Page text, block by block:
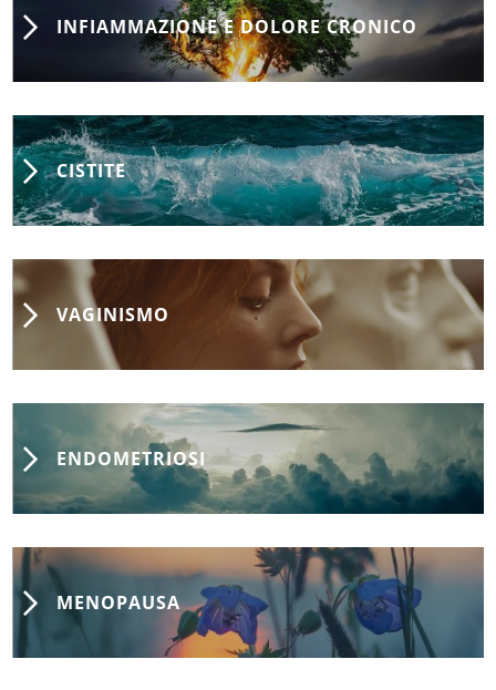
INFIAMMAZIONE E DOLORE CRONICO
CISTITE
VAGINISMO
ENDOMETRIOSI
MENOPAUSA